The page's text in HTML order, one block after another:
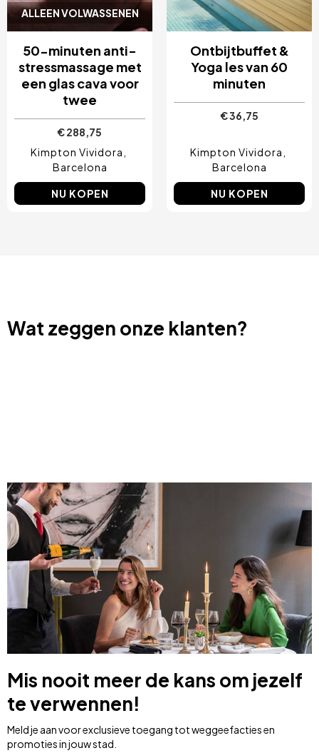
ALLEEN VOLWASSENEN
50-minuten anti-
stressmassage met
een glas cava voor
twee
€ 288,75
Kimpton Vividora
Barcelona
NU KOPEN
Ontbijtbuffet &
Yoga les van 60
minuten
€ 36,75
Kimpton Vividora
Barcelona
NU KOPEN
Wat zeggen onze klanten?
Mis nooit meer de kans om jezelf
te verwennen!
Meld je aan voor exclusieve toegang tot weggeefacties en
promoties in jouw stad.